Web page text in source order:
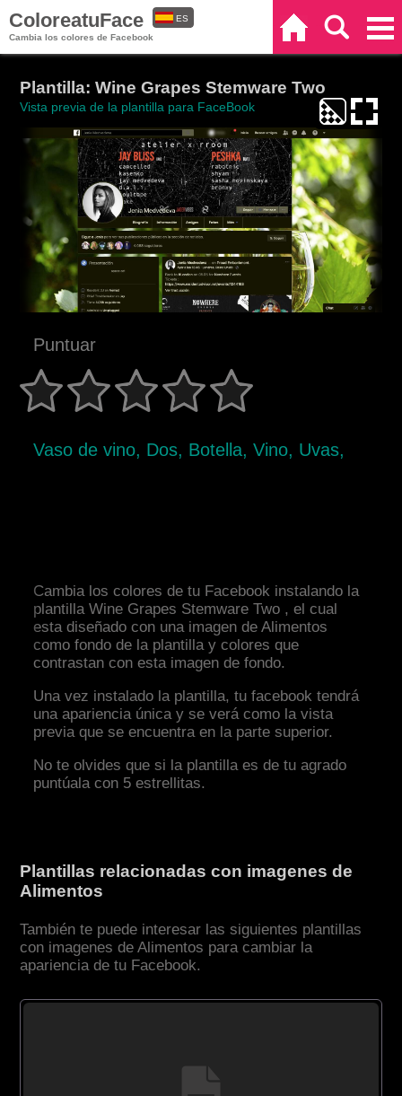
ColoreatuFace
Cambia los colores de Facebook
ES
Plantilla: Wine Grapes Stemware Two
Vista previa de la plantilla para FaceBook
Puntuar
Vaso de vino, Dos, Botella, Vino, Uvas,
Cambia los colores de tu Facebook instalando la
plantilla Wine Grapes Stemware Two , el cual
esta diseñado con una imagen de Alimentos
como fondo de la plantilla y colores que
contrastan con esta imagen de fondo.
Una vez instalado la plantilla, tu facebook tendrá
una apariencia única y se verá como la vista
previa que se encuentra en la parte superior.
No te olvides que si la plantilla es de tu agrado
puntúala con 5 estrellitas.
Plantillas relacionadas con imagenes de
Alimentos
También te puede interesar las siguientes plantillas
con imagenes de Alimentos para cambiar la
apariencia de tu Facebook.